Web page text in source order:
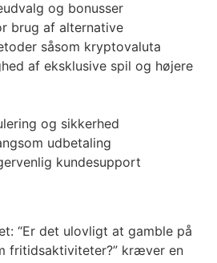
og bonusser
brug af alternative
såsom kryptovaluta
af eksklusive spil og højere
og sikkerhed
udbetaling
kundesupport
“Er det ulovligt at gamble på
fritidsaktiviteter?” kræver en